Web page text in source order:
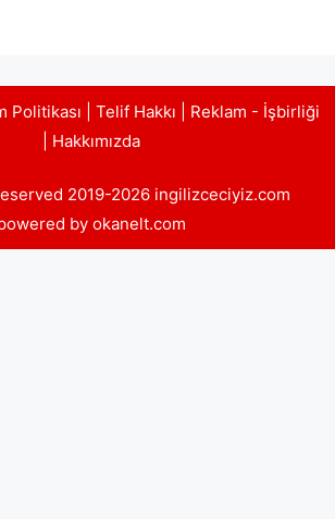
Politikası Telif Hakkı
Reklam - İşbirliği
Hakkımızda
2019-2026 ingilizceciyiz.com
by okanelt.com